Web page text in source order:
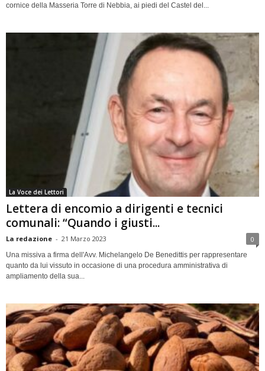
cornice della Masseria Torre di Nebbia, ai piedi del Castel del...
La Voce dei Lettori
Lettera di encomio a dirigenti e tecnici
comunali: “Quando i giusti...
La redazione - 21 Marzo 2023 0
Una missiva a firma dell'Avv. Michelangelo De Benedittis per rappresentare
quanto da lui vissuto in occasione di una procedura amministrativa di
ampliamento della sua...